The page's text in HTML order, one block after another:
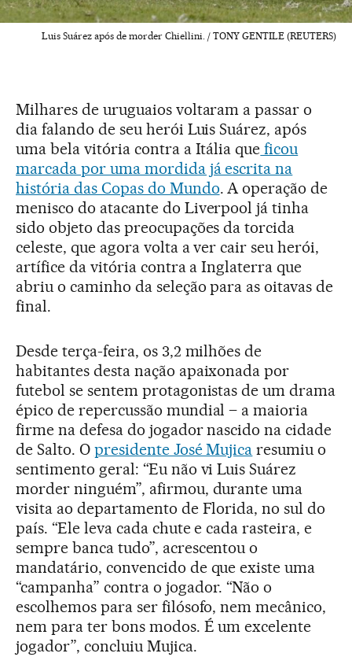
Luis Suárez após de morder Chiellini. / TONY GENTILE (REUTERS)
Milhares de uruguaios voltaram a passar o
dia falando de seu herói Luis Suárez, após
uma bela vitória contra a Itália que ficou
marcada por uma mordida já escrita na
história das Copas do Mundo. A operação de
menisco do atacante do Liverpool já tinha
sido objeto das preocupações da torcida
celeste, que agora volta a ver cair seu herói,
artífice da vitória contra a Inglaterra que
abriu o caminho da seleção para as oitavas de
final.
Desde terça-feira, os 3,2 milhões de
habitantes desta nação apaixonada por
futebol se sentem protagonistas de um drama
épico de repercussão mundial – a maioria
firme na defesa do jogador nascido na cidade
de Salto. O presidente José Mujica resumiu o
sentimento geral: “Eu não vi Luis Suárez
morder ninguém”, afirmou, durante uma
visita ao departamento de Florida, no sul do
país. “Ele leva cada chute e cada rasteira, e
sempre banca tudo”, acrescentou o
mandatário, convencido de que existe uma
“campanha” contra o jogador. “Não o
escolhemos para ser filósofo, nem mecânico,
nem para ter bons modos. É um excelente
jogador”, concluiu Mujica.